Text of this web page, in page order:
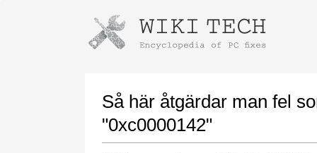
Så här åtgärdar man fel
"0xc0000142"
Instructions for downloading using